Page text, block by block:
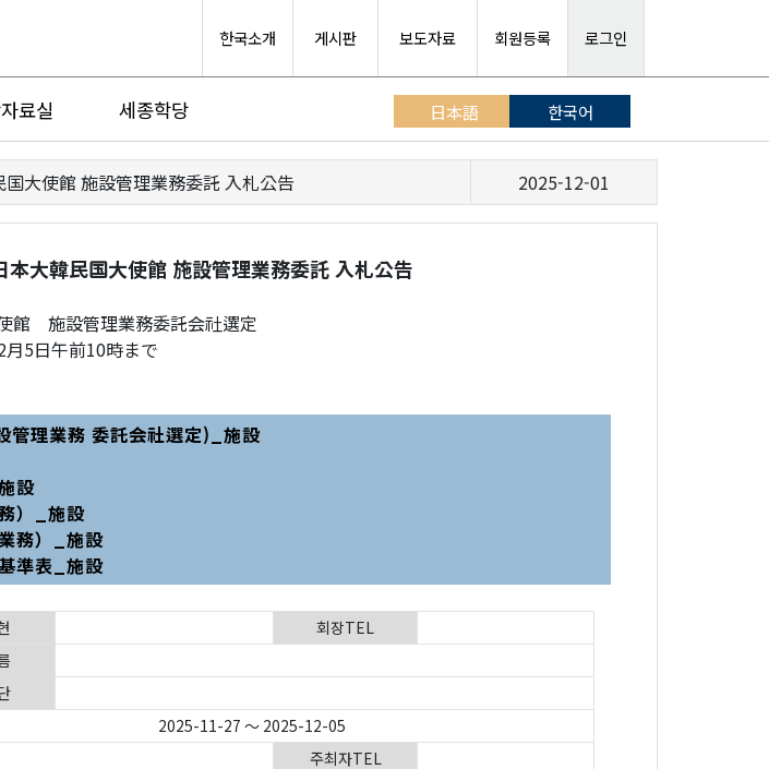
한국소개 게시판 보도자료 회원등록 로그인
료실 세종학당 日本語 한국어
大使館 施設管理業務委託 入札公告 2025-12-01
本大韓民国大使館 施設管理業務委託 入札公告
館 施設管理業務委託会社選定
5日午前10時まで
管理業務 委託会社選定)_施設
設
）_施設
務）_施設
準表_施設
회장TEL
2025-11-27 ～ 2025-12-05
주최자TEL